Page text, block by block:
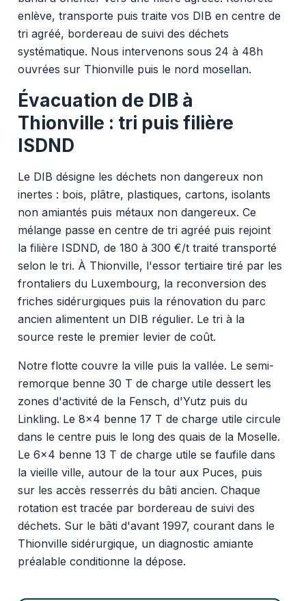
enlève, transporte puis traite vos DIB en centre de
tri agréé, bordereau de suivi des déchets
systématique. Nous intervenons sous 24 à 48h
ouvrées sur Thionville puis le nord mosellan.
Évacuation de DIB à
Thionville : tri puis filière
ISDND
Le DIB désigne les déchets non dangereux non
inertes : bois, plâtre, plastiques, cartons, isolants
non amiantés puis métaux non dangereux. Ce
mélange passe en centre de tri agréé puis rejoint
la filière ISDND, de 180 à 300 €/t traité transporté
selon le tri. À Thionville, l'essor tertiaire tiré par les
frontaliers du Luxembourg, la reconversion des
friches sidérurgiques puis la rénovation du parc
ancien alimentent un DIB régulier. Le tri à la
source reste le premier levier de coût.
Notre flotte couvre la ville puis la vallée. Le semi-
remorque benne 30 T de charge utile dessert les
zones d'activité de la Fensch, d'Yutz puis du
Linkling. Le 8x4 benne 17 T de charge utile circule
dans le centre puis le long des quais de la Moselle.
Le 6x4 benne 13 T de charge utile se faufile dans
la vieille ville, autour de la tour aux Puces, puis
sur les accès resserrés du bâti ancien. Chaque
rotation est tracée par bordereau de suivi des
déchets. Sur le bâti d'avant 1997, courant dans le
Thionville sidérurgique, un diagnostic amiante
préalable conditionne la dépose.